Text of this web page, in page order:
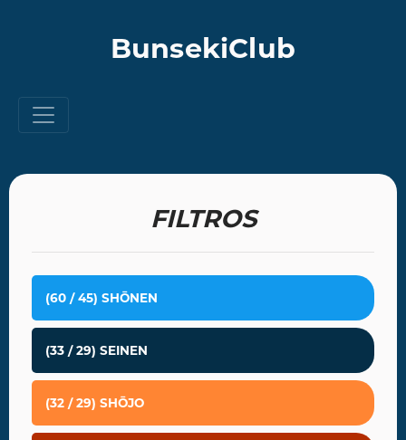
BunsekiClub
FILTROS
(60 / 45) SHŌNEN
(33 / 29) SEINEN
(32 / 29) SHŌJO